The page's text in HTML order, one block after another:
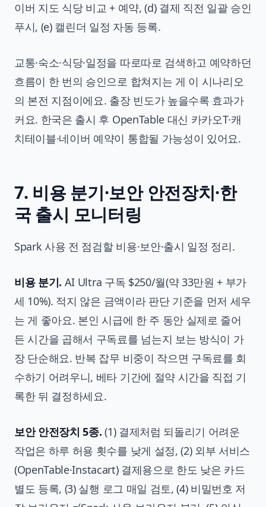
이버 지도 식당 비교 + 예약, (d) 결제 직전 일괄 승인
푸시, (e) 캘린더 일정 자동 등록.
교통·숙소·식당·일정을 따로따로 검색하고 예약하던
흐름이 한 번의 승인으로 합쳐지는 게 이 시나리오
의 본전 지점이에요. 출장 빈도가 높을수록 효과가
커요. 한국은 출시 후 OpenTable 대신 카카오T·캐
치테이블·네이버 예약이 통합될 가능성이 있어요.
7. 비용 분기·보안 안전장치·한
국 출시 모니터링
Spark 사용 전 점검할 비용·보안·출시 일정 정리.
비용 분기. AI Ultra 구독 $250/월(약 33만원 + 부가
세 10%). 적지 않은 금액이라 판단 기준을 먼저 세우
는 게 좋아요. 본인 시급에 한 주 동안 실제로 줄어
든 시간을 곱해서 구독료를 넘는지 보는 방식이 가
장 단순해요. 반복 잡무 비중이 작으면 구독료를 회
수하기 어려우니, 베타 기간에 절약 시간을 직접 기
록한 뒤 결정하세요.
보안 안전장치 5종. (1) 결제처럼 되돌리기 어려운
작업은 하루 허용 횟수를 낮게 설정, (2) 외부 서비스
(OpenTable·Instacart) 결제용으로 한도 낮은 카드
별도 등록, (3) 실행 로그 매일 검토, (4) 비밀번호 저